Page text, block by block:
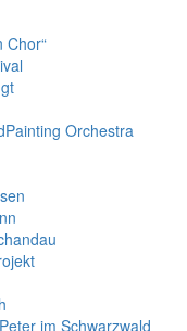
Chor“
Orchestra
im Schwarzwald